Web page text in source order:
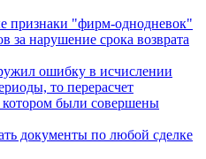
признаки "фирм-однодневок"
за нарушение срока возврата
ошибку в исчислении
то перерасчет
котором были совершены
документы по любой сделке